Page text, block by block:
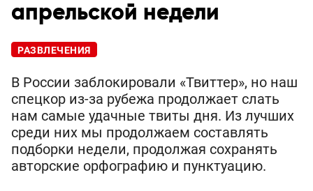
апрельской недели
РАЗВЛЕЧЕНИЯ
В России заблокировали «Твиттер», но наш
спецкор из-за рубежа продолжает слать
нам самые удачные твиты дня. Из лучших
среди них мы продолжаем составлять
подборки недели, продолжая сохранять
авторские орфографию и пунктуацию.